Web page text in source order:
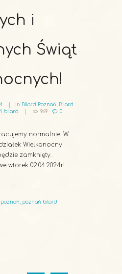
i
Świąt
in Bilard Poznań
Bilard
bilard 969
0
normalnie. W
Wielkanocny
zamknięty.
wtorek 02.04.2024r.!
poznań bilard